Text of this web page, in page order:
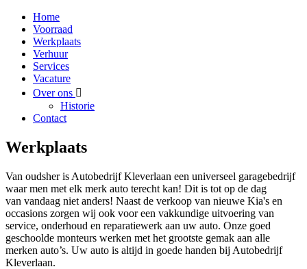
Home
Voorraad
Werkplaats
Verhuur
Services
Vacature
Over ons
Historie
Contact
Werkplaats
Van oudsher is Autobedrijf Kleverlaan een universeel garagebedrijf
waar men met elk merk auto terecht kan! Dit is tot op de dag
van vandaag niet anders! Naast de verkoop van nieuwe Kia's en
occasions zorgen wij ook voor een vakkundige uitvoering van
service, onderhoud en reparatiewerk aan uw auto. Onze goed
geschoolde monteurs werken met het grootste gemak aan alle
merken auto’s. Uw auto is altijd in goede handen bij Autobedrijf
Kleverlaan.